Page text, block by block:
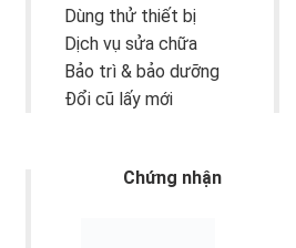
Dùng thử thiết bị
Dịch vụ sửa chữa
Bảo trì & bảo dưỡng
Đổi cũ lấy mới
Chứng nhận